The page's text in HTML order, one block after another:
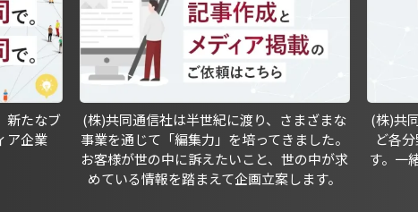
新たなブ
ア企業
(株)共同通信社は半世紀に渡り、さまざまな
事業を通じて「編集力」を培ってきました。
お客様が世の中に訴えたいこと、世の中が求
めている情報を踏まえて企画立案します。
(株)共
ど各
す。一